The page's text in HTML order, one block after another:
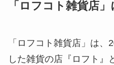
「ロフコト雑貨店
「ロフコト雑貨店」は、
した雑貨の店『ロフト』